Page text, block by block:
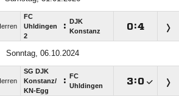
FC
Uhldingen
2
:
DJK
Konstanz
:
Sonntag, 06.10.2024
SG DJK
Konstanz/​
KN-Egg
:
FC
Uhldingen
: